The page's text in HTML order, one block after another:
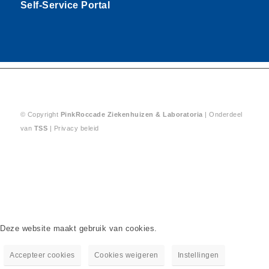
Self-Service Portal
© Copyright PinkRoccade Ziekenhuizen & Laboratoria | Onderdeel
van TSS | Privacy beleid
Deze website maakt gebruik van cookies.
Accepteer cookies Cookies weigeren Instellingen